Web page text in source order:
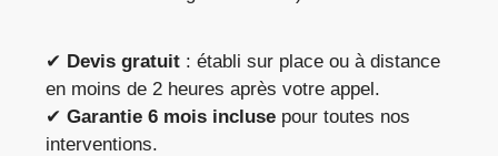
✔ Devis gratuit : établi sur place ou à distance
en moins de 2 heures après votre appel.
✔ Garantie 6 mois incluse pour toutes nos
interventions.